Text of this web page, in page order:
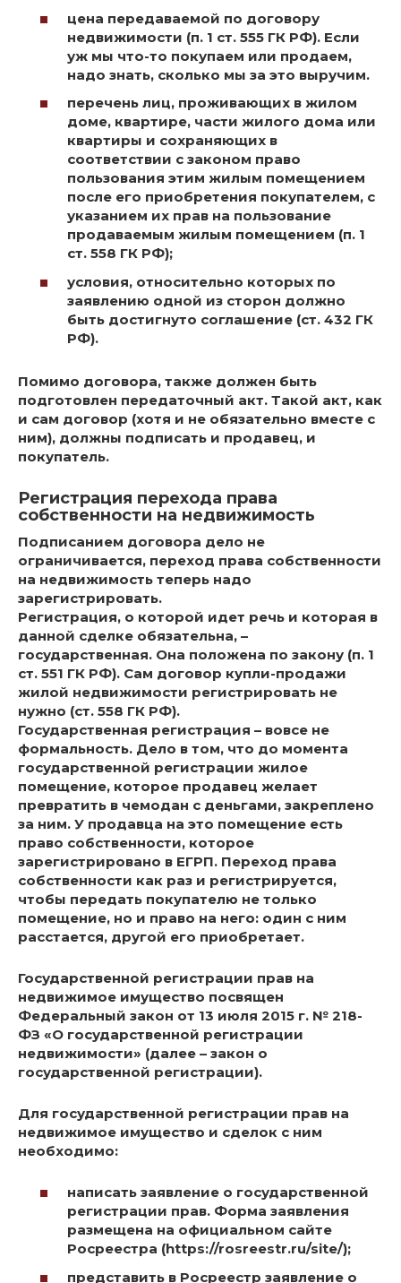
цена передаваемой по договору
недвижимости (п. 1 ст. 555 ГК РФ). Если
уж мы что-то покупаем или продаем,
надо знать, сколько мы за это выручим.
перечень лиц, проживающих в жилом
доме, квартире, части жилого дома или
квартиры и сохраняющих в
соответствии с законом право
пользования этим жилым помещением
после его приобретения покупателем, с
указанием их прав на пользование
продаваемым жилым помещением (п. 1
ст. 558 ГК РФ);
условия, относительно которых по
заявлению одной из сторон должно
быть достигнуто соглашение (ст. 432 ГК
РФ).
Помимо договора, также должен быть
подготовлен передаточный акт. Такой акт, как
и сам договор (хотя и не обязательно вместе с
ним), должны подписать и продавец, и
покупатель.
Регистрация перехода права
собственности на недвижимость
Подписанием договора дело не
ограничивается, переход права собственности
на недвижимость теперь надо
зарегистрировать.
Регистрация, о которой идет речь и которая в
данной сделке обязательна, –
государственная. Она положена по закону (п. 1
ст. 551 ГК РФ). Сам договор купли-продажи
жилой недвижимости регистрировать не
нужно (ст. 558 ГК РФ).
Государственная регистрация – вовсе не
формальность. Дело в том, что до момента
государственной регистрации жилое
помещение, которое продавец желает
превратить в чемодан с деньгами, закреплено
за ним. У продавца на это помещение есть
право собственности, которое
зарегистрировано в ЕГРП. Переход права
собственности как раз и регистрируется,
чтобы передать покупателю не только
помещение, но и право на него: один с ним
расстается, другой его приобретает.
Государственной регистрации прав на
недвижимое имущество посвящен
Федеральный закон от 13 июля 2015 г. № 218-
ФЗ «О государственной регистрации
недвижимости» (далее – закон о
государственной регистрации).
Для государственной регистрации прав на
недвижимое имущество и сделок с ним
необходимо:
написать заявление о государственной
регистрации прав. Форма заявления
размещена на официальном сайте
Росреестра (https://rosreestr.ru/site/);
представить в Росреестр заявление о